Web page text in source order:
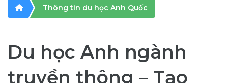
Thông tin du học Anh Quốc
Du học Anh ngành
truyền thông – Tạo